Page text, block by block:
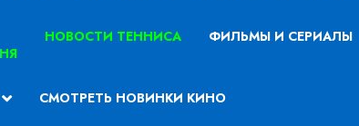
НОВОСТИ ТЕННИСА ФИЛЬМЫ И СЕРИАЛЫ
СМОТРЕТЬ НОВИНКИ КИНО